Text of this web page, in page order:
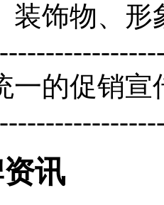
装饰物、形
一的促销宣
讯